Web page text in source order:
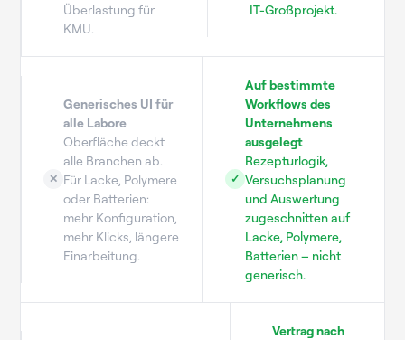
Überlastung für
KMU.
IT-Großprojekt.
✕
Generisches UI für
alle Labore
Oberfläche deckt
alle Branchen ab.
Für Lacke, Polymere
oder Batterien:
mehr Konfiguration,
mehr Klicks, längere
Einarbeitung.
✓
Auf bestimmte
Workflows des
Unternehmens
ausgelegt
Rezepturlogik,
Versuchsplanung
und Auswertung
zugeschnitten auf
Lacke, Polymere,
Batterien – nicht
generisch.
Vertrag nach